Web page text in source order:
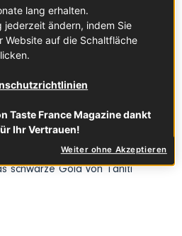
geerntet (sonst springen sie
Samen) und danach
verleiht derVanilla
intensiveres Aroma. Die
gelegt, dann 40 Tage
entfallen nur 0,5 bis 1 %
deshalb ist es ein seltenes
schwarze Gold von Tahiti
lang erhalten.
jederzeit ändern, indem Sie
Website auf die Schaltfläche
Taste France Magazine dankt
Ihr Vertrauen!
Weiter ohne Akzeptieren